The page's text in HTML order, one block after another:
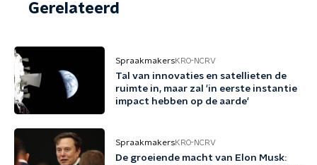
Gerelateerd
SpraakmakersKRO-NCRV
Tal van innovaties en satellieten de
ruimte in, maar zal 'in eerste instantie
impact hebben op de aarde'
SpraakmakersKRO-NCRV
De groeiende macht van Elon Musk: